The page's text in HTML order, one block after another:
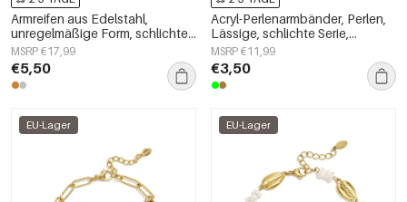
Armreifen aus Edelstahl,
unregelmäßige Form, schlichte
Alltagsserie, Damenschmuck
MSRP €17,99
€5,50
Acryl-Perlenarmbänder, Perlen,
Lässige, schlichte Serie,
Damenschmuck
MSRP €11,99
€3,50
EU-Lager EU-Lager